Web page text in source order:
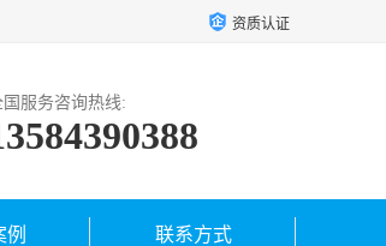
资质认证
国服务咨询热线:
例 联系方式